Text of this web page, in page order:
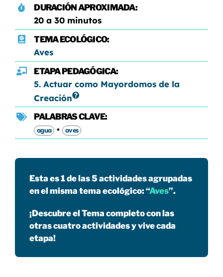
DURACIÓN APROXIMADA:
20 a 30 minutos
TEMA ECOLÓGICO:
Aves
ETAPA PEDAGÓGICA:
5. Actuar como Mayordomos de la
Creación
PALABRAS CLAVE:
agua • aves
Esta es 1 de las 5 actividades agrupadas
en el misma tema ecológico: “Aves”.
¡Descubre el Tema completo con las
otras cuatro actividades y vive cada
etapa!